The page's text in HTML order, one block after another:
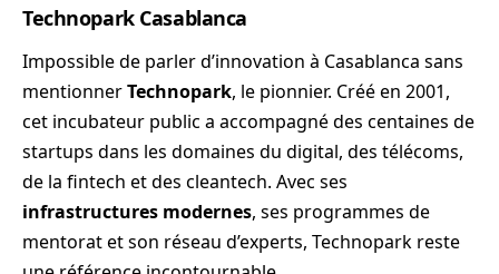
Technopark Casablanca
Impossible de parler d’innovation à Casablanca sans
mentionnerTechnopark, le pionnier. Créé en 2001,
cet incubateur public a accompagné des centaines de
startups dans les domaines du digital, des télécoms,
de la fintech et des cleantech. Avec ses
infrastructures modernes, ses programmes de
mentorat et son réseau d’experts, Technopark reste